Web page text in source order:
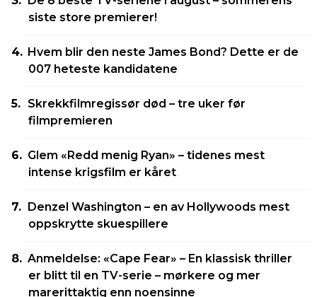
siste store premierer!
Hvem blir den neste James Bond? Dette er de
007 heteste kandidatene
Skrekkfilmregissør død – tre uker før
filmpremieren
Glem «Redd menig Ryan» – tidenes mest
intense krigsfilm er kåret
Denzel Washington – en av Hollywoods mest
oppskrytte skuespillere
Anmeldelse: «Cape Fear» – En klassisk thriller
er blitt til en TV-serie – mørkere og mer
marerittaktig enn noensinne